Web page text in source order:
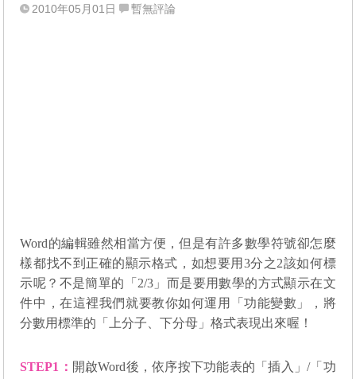
2010年05月01日 暫無評論
Word的編輯雖然相當方便，但是有許多數學符號卻怎麼
樣都找不到正確的顯示格式，如想要用 3分之2該如何標
示呢？不是簡單的「 2/3 」而是要用數學的方式顯示在文
件中，在這裡我們就要教你如何運用「功能變數」，將
分數用標準的「上分子、下分母」格式表現出來喔 ！
STEP1 ： 開啟Word後，依序按下功能表的 「插入」/「功